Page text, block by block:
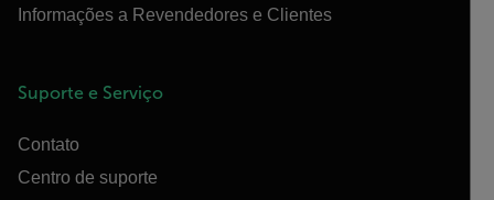
Informações a Revendedores e Clientes
Suporte e Serviço
Contato
Centro de suporte